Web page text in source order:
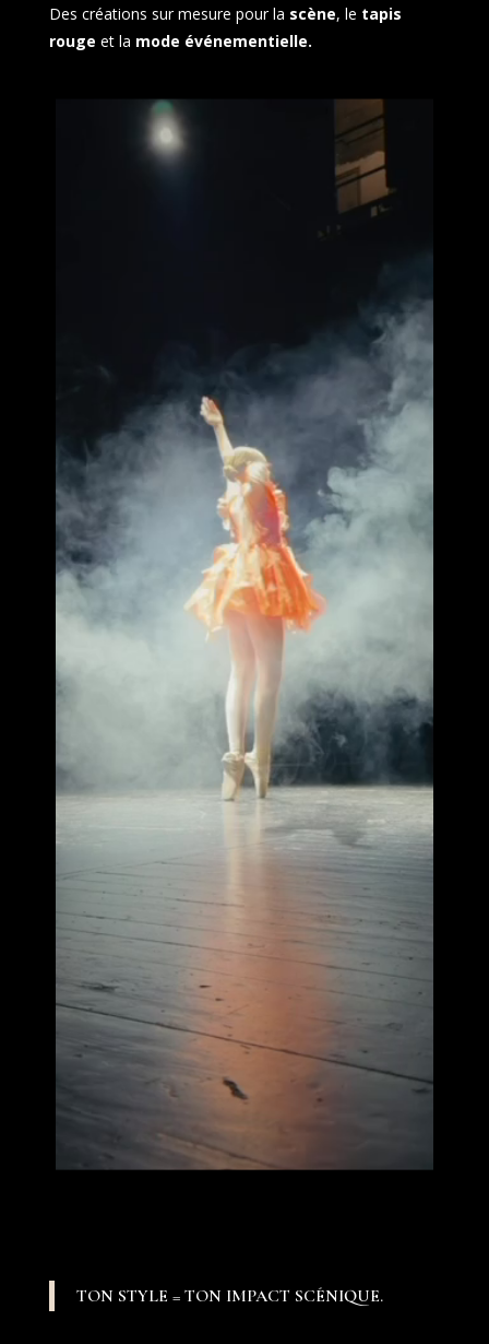
Des créations sur mesure pour la scène, le tapis
rouge et la mode événementielle.
TON STYLE = TON IMPACT SCÉNIQUE.